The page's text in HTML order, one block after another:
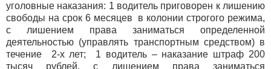
уголовные наказания: 1 водитель приговорен к лишению
свободы на срок 6 месяцев в колонии строгого режима,
с лишением права заниматься определенной
деятельностью (управлять транспортным средством) в
течение 2-х лет; 1 водитель – наказание штраф 200
тысяч рублей, с лишением права заниматься